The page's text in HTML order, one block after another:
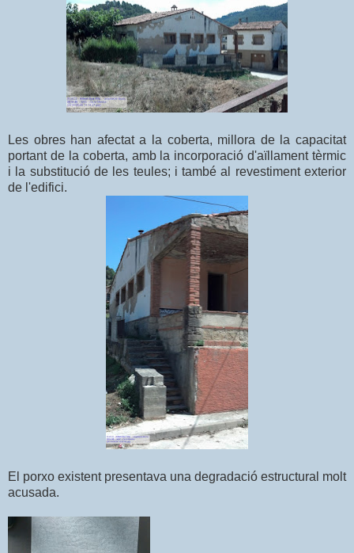
Les obres han afectat a la coberta, millora de la capacitat
portant de la coberta, amb la incorporació d'aïllament tèrmic
i la substitució de les teules; i també al revestiment exterior
de l'edifici.
El porxo existent presentava una degradació estructural molt
acusada.